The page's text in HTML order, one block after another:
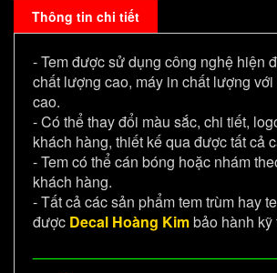
Thông tin chi tiết
- Tem được sử dụng công nghệ hiện
chất lượng cao, máy in chất lượng
cao.
- Có thể thay đổi màu sắc, chi tiết,
khách hàng, thiết kế qua được tất cả
- Tem có thể cán bóng hoặc nhám
khách hàng.
- Tất cả các sản phẩm tem trùm hay
được Decal Hoàng Kimbảo hành kỹ